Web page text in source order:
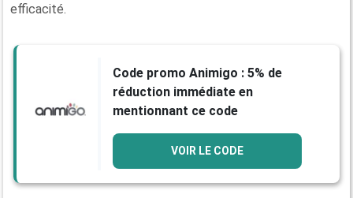
efficacité.
Code promo Animigo : 5% de
réduction immédiate en
mentionnant ce code
VOIR LE CODE